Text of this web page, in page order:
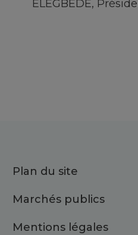
ELEGBEDE,
Plan du site
Marchés publics
Mentions légales